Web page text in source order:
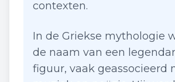
contexten.
In de Griekse mythologie
de naam van een
figuur, vaak geassocieerd